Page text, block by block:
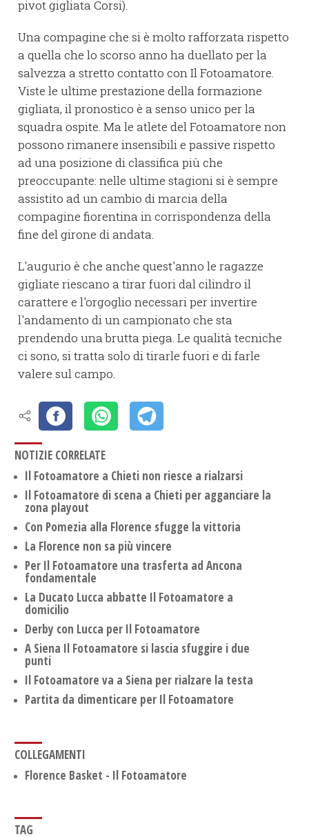
pivot gigliata Corsi).
Una compagine che si è molto rafforzata rispetto
a quella che lo scorso anno ha duellato per la
salvezza a stretto contatto con Il Fotoamatore.
Viste le ultime prestazione della formazione
gigliata, il pronostico è a senso unico per la
squadra ospite. Ma le atlete del Fotoamatore non
possono rimanere insensibili e passive rispetto
ad una posizione di classifica più che
preoccupante: nelle ultime stagioni si è sempre
assistito ad un cambio di marcia della
compagine fiorentina in corrispondenza della
fine del girone di andata.
L'augurio è che anche quest'anno le ragazze
gigliate riescano a tirar fuori dal cilindro il
carattere e l'orgoglio necessari per invertire
l'andamento di un campionato che sta
prendendo una brutta piega. Le qualità tecniche
ci sono, si tratta solo di tirarle fuori e di farle
valere sul campo.
NOTIZIE CORRELATE
Il Fotoamatore a Chieti non riesce a rialzarsi
Il Fotoamatore di scena a Chieti per agganciare la
zona playout
Con Pomezia alla Florence sfugge la vittoria
La Florence non sa più vincere
Per Il Fotoamatore una trasferta ad Ancona
fondamentale
La Ducato Lucca abbatte Il Fotoamatore a
domicilio
Derby con Lucca per Il Fotoamatore
A Siena Il Fotoamatore si lascia sfuggire i due
punti
Il Fotoamatore va a Siena per rialzare la testa
Partita da dimenticare per Il Fotoamatore
COLLEGAMENTI
Florence Basket - Il Fotoamatore
TAG